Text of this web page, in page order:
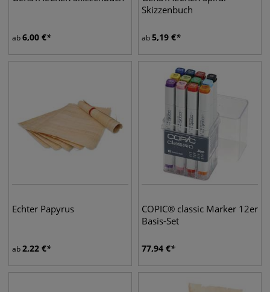
ab6,00 €
Skizzenbuch
ab5,19 €
Echter Papyrus
ab2,22 €
COPIC® classic Marker 12er
Basis-Set
77,94 €